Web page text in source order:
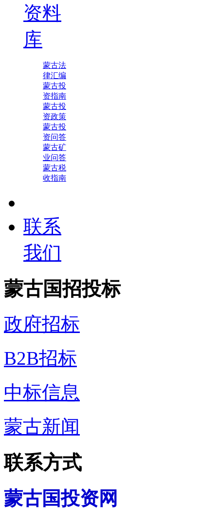
资料
库
蒙古法
律汇编
蒙古投
资指南
蒙古投
资政策
蒙古投
资问答
蒙古矿
业问答
蒙古税
收指南
联系
我们
蒙古国招投标
政府招标
B2B招标
中标信息
蒙古新闻
联系方式
蒙古国投资网